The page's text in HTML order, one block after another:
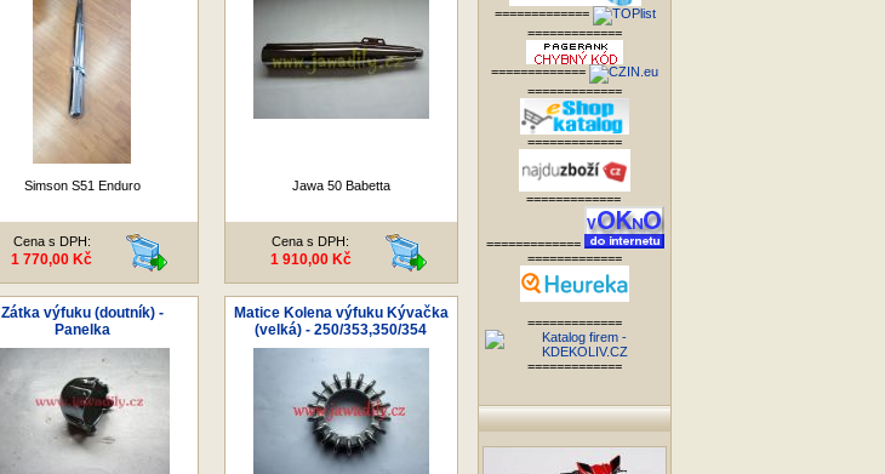
Simson S51 Enduro
Cena s DPH:
1 770,00 Kč
Jawa 50 Babetta
Cena s DPH:
1 910,00 Kč
Zátka výfuku (doutník) -
Panelka
Matice Kolena výfuku Kývačka
(velká) - 250/353,350/354
=============
=============
=============
=============
=============
=============
=============
=============
=============
=============